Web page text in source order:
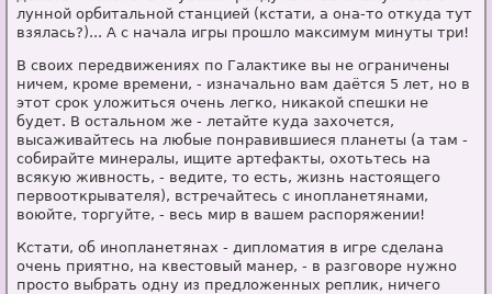
лунной орбитальной станцией (кстати, а она-то откуда тут
взялась?)... А с начала игры прошло максимум минуты три!
В своих передвижениях по Галактике вы не ограничены
ничем, кроме времени, - изначально вам даётся 5 лет, но в
этот срок уложиться очень легко, никакой спешки не
будет. В остальном же - летайте куда захочется,
высаживайтесь на любые понравившиеся планеты (а там -
собирайте минералы, ищите артефакты, охотьтесь на
всякую живность, - ведите, то есть, жизнь настоящего
первооткрывателя), встречайтесь с инопланетянами,
воюйте, торгуйте, - весь мир в вашем распоряжении!
Кстати, об инопланетянах - дипломатия в игре сделана
очень приятно, на квестовый манер, - в разговоре нужно
просто выбрать одну из предложенных реплик, ничего